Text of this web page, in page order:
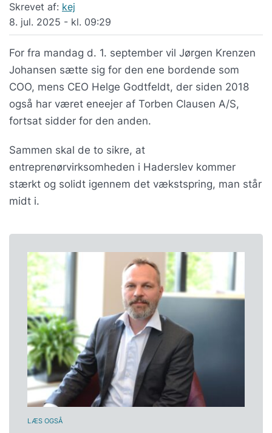
Skrevet af: kej
8. jul. 2025 - kl. 09:29
For fra mandag d. 1. september vil Jørgen Krenzen
Johansen sætte sig for den ene bordende som
COO, mens CEO Helge Godtfeldt, der siden 2018
også har været eneejer af Torben Clausen A/S,
fortsat sidder for den anden.
Sammen skal de to sikre, at
entreprenørvirksomheden i Haderslev kommer
stærkt og solidt igennem det vækstspring, man står
midt i.
LÆS OGSÅ